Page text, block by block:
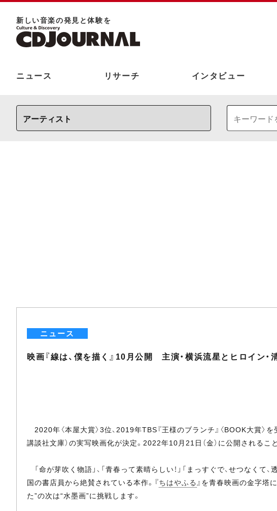
新しい⾳楽の発⾒と体験を
ニュース リサーチ インタビュー
ニュース
映画『線は、僕を描く』10月公開 主演・横浜流星とヒロイン
2020年〈本屋大賞〉3位、2019年TBS『王様のブランチ』〈BOOK大賞〉
講談社文庫）の実写映画化が決定。2022年10月21日（金）に公開されるこ
「命が芽吹く物語」、「青春って素晴らしい！」「まっすぐで、せつなくて
国の書店員から絶賛されている本作。『ちはやふる』を青春映画の金字塔
た”の次は“水墨画”に挑戦します。